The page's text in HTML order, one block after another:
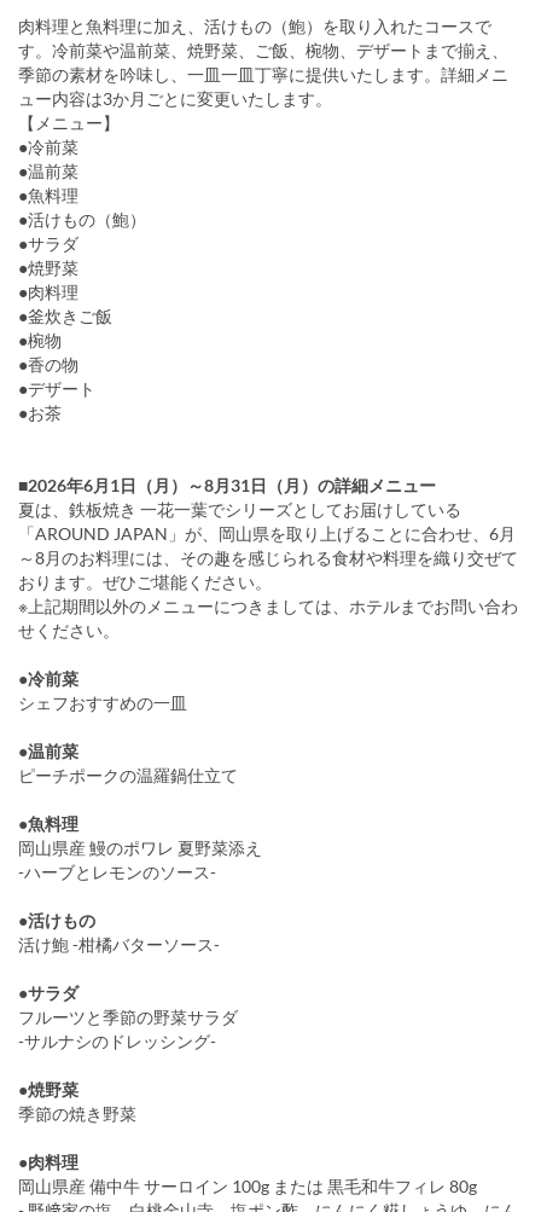
肉料理と魚料理に加え、活けもの（鮑）を取り入れたコースで
す。冷前菜や温前菜、焼野菜、ご飯、椀物、デザートまで揃え、
季節の素材を吟味し、一皿一皿丁寧に提供いたします。詳細メニ
ュー内容は3か月ごとに変更いたします。
【メニュー】
●冷前菜
●温前菜
●魚料理
●活けもの（鮑）
●サラダ
●焼野菜
●肉料理
●釜炊きご飯
●椀物
●香の物
●デザート
●お茶
■2026年6月1日（月）～8月31日（月）の詳細メニュー
夏は、鉄板焼き 一花一葉でシリーズとしてお届けしている
「AROUND JAPAN」が、岡山県を取り上げることに合わせ、6月
～8月のお料理には、その趣を感じられる食材や料理を織り交ぜて
おります。ぜひご堪能ください。
※上記期間以外のメニューにつきましては、ホテルまでお問い合わ
せください。
●冷前菜
シェフおすすめの一皿
●温前菜
ピーチポークの温羅鍋仕立て
●魚料理
岡山県産 鰻のポワレ 夏野菜添え
-ハーブとレモンのソース-
●活けもの
活け鮑 -柑橘バターソース-
●サラダ
フルーツと季節の野菜サラダ
-サルナシのドレッシング-
●焼野菜
季節の焼き野菜
●肉料理
岡山県産 備中牛 サーロイン 100g または 黒毛和牛フィレ 80g